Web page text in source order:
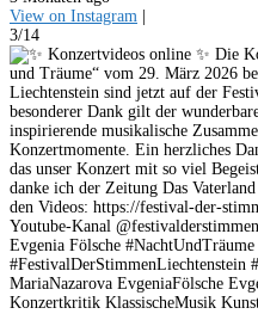
View on Instagram
3/14